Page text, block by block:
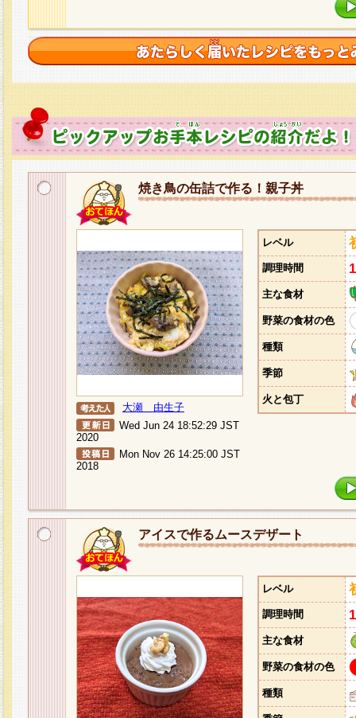
焼き鳥の缶詰で作る！親子丼
大瀬 由生子
Wed Jun 24 18:52:29 JST
2020
Mon Nov 26 14:25:00 JST
2018
レベル
調理時間
主な食材
野菜の食材の色
種類
季節
火と包丁
アイスで作るムースデザート
レベル
調理時間
主な食材
野菜の食材の色
種類